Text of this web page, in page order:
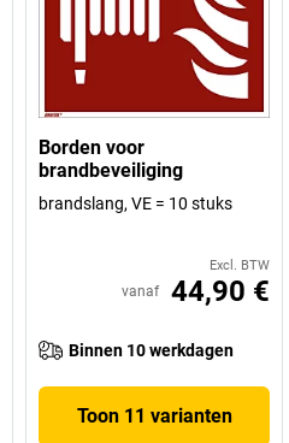
Borden voor
brandbeveiliging
brandslang, VE = 10 stuks
Excl. BTW
vanaf 44,90 €
Binnen 10 werkdagen
Toon 11 varianten